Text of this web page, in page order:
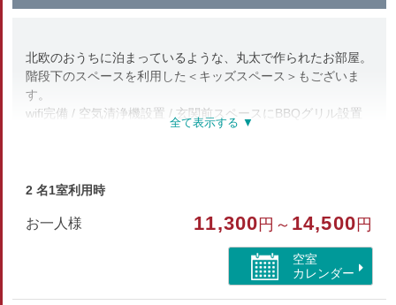
北欧のおうちに泊まっているような、丸太で作られたお部屋。
階段下のスペースを利用した＜キッズスペース＞もございま
す。
wifi完備 / 空気清浄機設置 / 玄関前スペースにBBQグリル設置
×6)・キッチン
せんのでご持参下さい。
2 名1室利用時
お一人様 11,300 円～ 14,500 円
空室
カレンダー